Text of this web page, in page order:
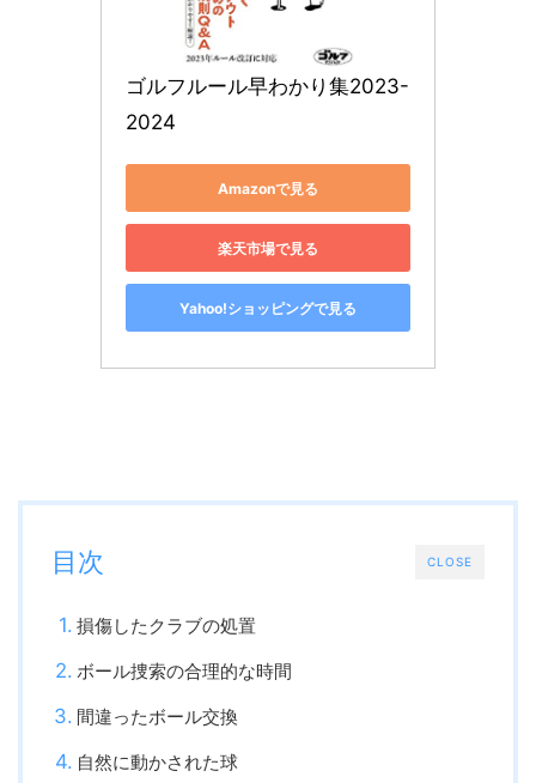
ゴルフルール早わかり集2023-
2024
Amazonで見る
楽天市場で見る
Yahoo!ショッピングで見る
CLOSE
目次
損傷したクラブの処置
ボール捜索の合理的な時間
間違ったボール交換
自然に動かされた球